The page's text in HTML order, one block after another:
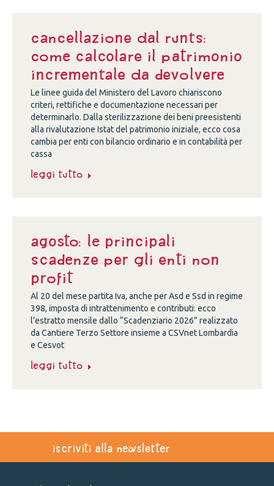
Cancellazione dal Runts:
come calcolare il patrimonio
incrementale da devolvere
Le linee guida del Ministero del Lavoro chiariscono
criteri, rettifiche e documentazione necessari per
determinarlo. Dalla sterilizzazione dei beni preesistenti
alla rivalutazione Istat del patrimonio iniziale, ecco cosa
cambia per enti con bilancio ordinario e in contabilità per
cassa
Leggi tutto
Agosto: le principali
scadenze per gli enti non
profit
Al 20 del mese partita Iva, anche per Asd e Ssd in regime
398, imposta di intrattenimento e contributi: ecco
l’estratto mensile dallo “Scadenziario 2026” realizzato
da Cantiere Terzo Settore insieme a CSVnet Lombardia
e Cesvot
Leggi tutto
iscriviti alla newsletter